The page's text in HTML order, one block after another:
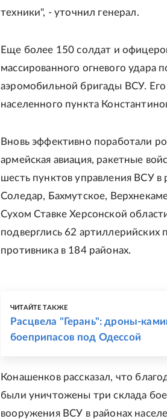
техники", - уточнил генерал.
Еще более 150 солдат и
массированного огневого удара
аэромобильной бригады ВСУ.
населенного пункта
Вновь эффективно поработали
армейская авиация, ракетные
шесть пунктов управления ВСУ
Соледар, Бахмутское,
Сухом Ставке Херсонской
подверглись 62 артиллерийских
противника в 184 районах.
ЧИТАЙТЕ ТАКЖЕ
Расцвела "Герань": дроны-
боеприпасов под Одессой
Конашенков рассказал, что
были уничтожены три склада
вооружения ВСУ в районах